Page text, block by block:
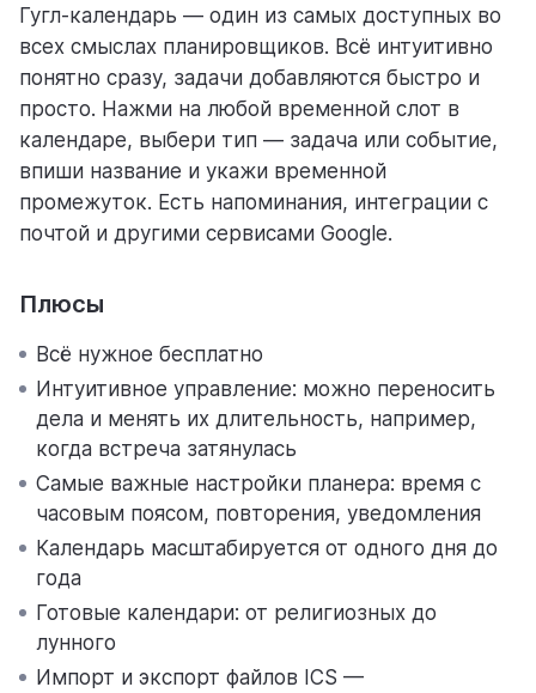
Гугл-календарь — один из самых доступных во
всех смыслах планировщиков. Всё интуитивно
понятно сразу, задачи добавляются быстро и
просто. Нажми на любой временной слот в
календаре, выбери тип — задача или событие,
впиши название и укажи временной
промежуток. Есть напоминания, интеграции с
почтой и другими сервисами Google.
Плюсы
Всё нужное бесплатно
Интуитивное управление: можно переносить
дела и менять их длительность, например,
когда встреча затянулась
Самые важные настройки планера: время с
часовым поясом, повторения, уведомления
Календарь масштабируется от одного дня до
года
Готовые календари: от религиозных до
лунного
Импорт и экспорт файлов ICS —